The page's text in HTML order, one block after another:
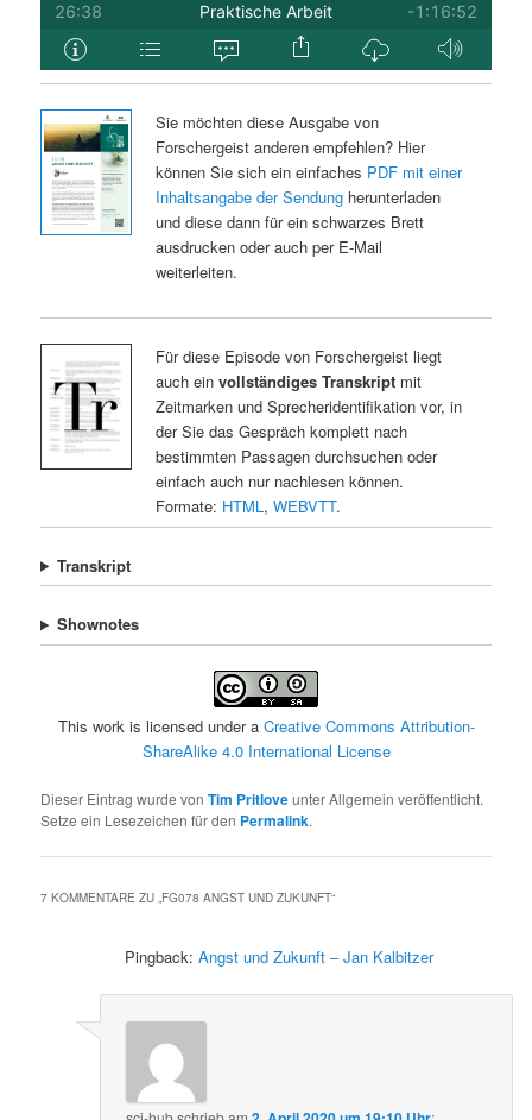
Sie möchten diese Ausgabe von
Forschergeist anderen empfehlen? Hier
können Sie sich ein einfaches PDF mit einer
Inhaltsangabe der Sendungherunterladen
und diese dann für ein schwarzes Brett
ausdrucken oder auch per E-Mail
weiterleiten.
Für diese Episode von Forschergeist liegt
auch ein vollständiges Transkriptmit
Zeitmarken und Sprecheridentifikation vor, in
der Sie das Gespräch komplett nach
bestimmten Passagen durchsuchen oder
einfach auch nur nachlesen können.
Formate: HTML, WEBVTT.
Transkript
Shownotes
This work is licensed under a Creative Commons Attribution-
ShareAlike 4.0 International License
Dieser Eintrag wurde vonTim Pritloveunter Allgemein veröffentlicht.
Setze ein Lesezeichen für den Permalink.
7 KOMMENTARE ZU „FG078 ANGST UND ZUKUNFT“
Pingback:Angst und Zukunft – Jan Kalbitzer